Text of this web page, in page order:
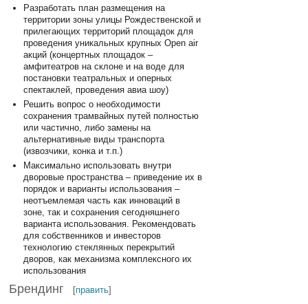
Разработать план размещения на
территории зоны улицы Рождественской и
прилегающих территорий площадок для
проведения уникальных крупных Open air
акций (концертных площадок –
амфитеатров на склоне и на воде для
постановки театральных и оперных
спектаклей, проведения авиа шоу)
Решить вопрос о необходимости
сохранения трамвайных путей полностью
или частично, либо замены на
альтернативные виды транспорта
(извозчики, конка и т.п.)
Максимально использовать внутри
дворовые пространства – приведение их в
порядок и варианты использования –
неотъемлемая часть как инноваций в
зоне, так и сохранения сегодняшнего
варианта использования. Рекомендовать
для собственников и инвесторов
технологию стеклянных перекрытий
дворов, как механизма комплексного их
использования
Брендинг [править]